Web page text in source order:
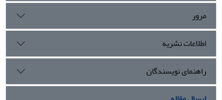
مرور
اطلاعات نشریه
راهنمای نویسندگان